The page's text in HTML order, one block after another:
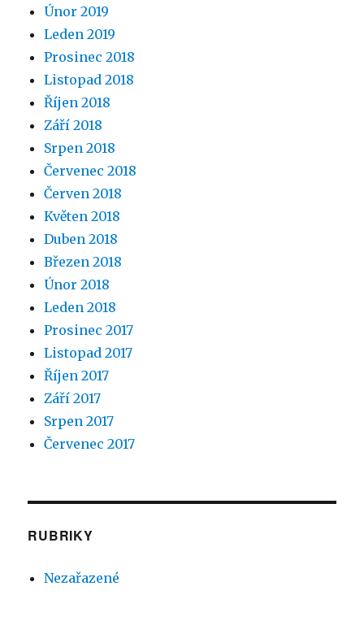
Únor 2019
Leden 2019
Prosinec 2018
Listopad 2018
Říjen 2018
Září 2018
Srpen 2018
Červenec 2018
Červen 2018
Květen 2018
Duben 2018
Březen 2018
Únor 2018
Leden 2018
Prosinec 2017
Listopad 2017
Říjen 2017
Září 2017
Srpen 2017
Červenec 2017
RUBRIKY
Nezařazené